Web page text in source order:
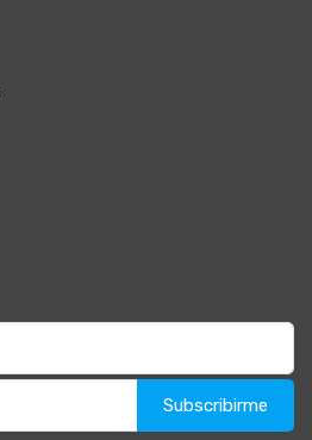
Subscribirme